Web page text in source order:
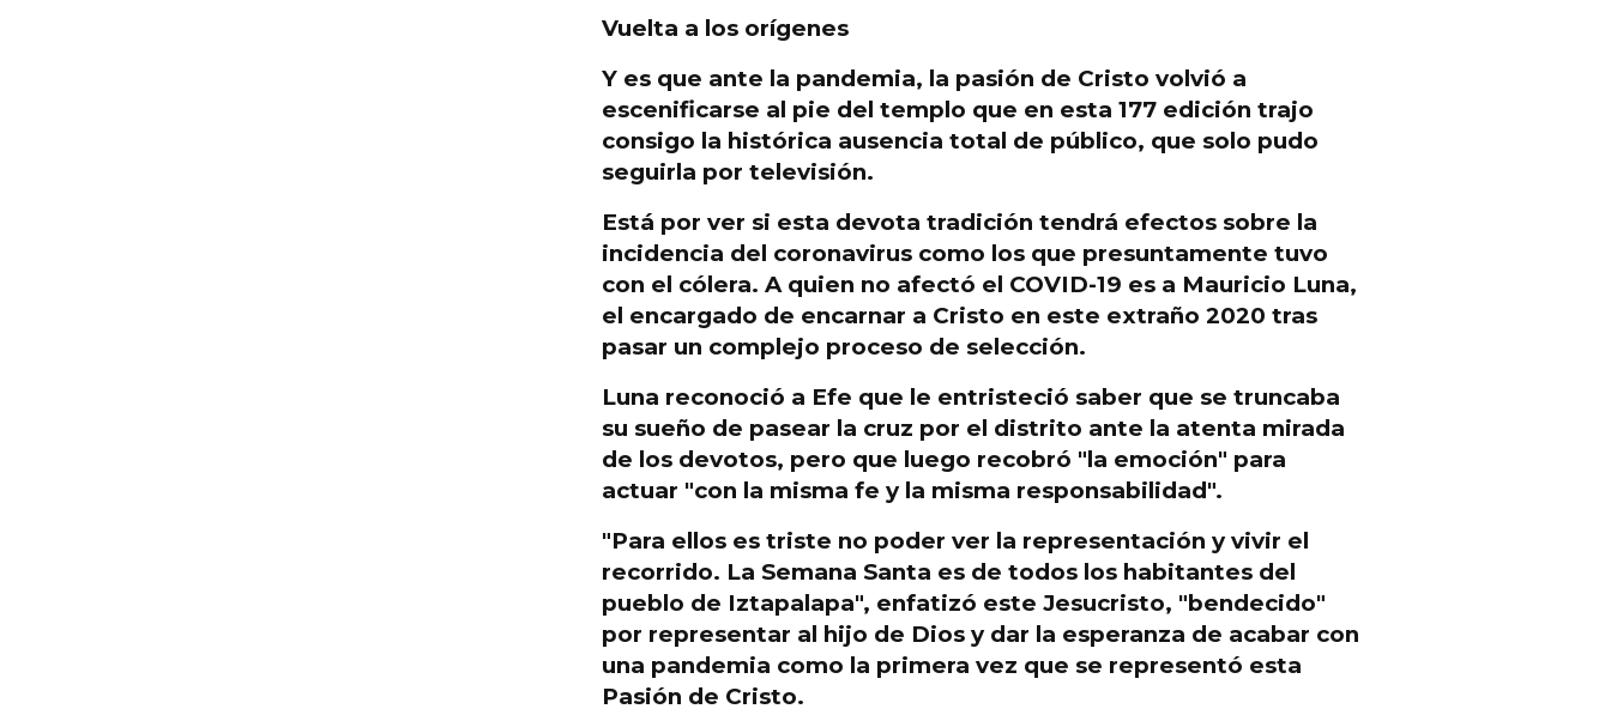
Vuelta a los orígenes
Y es que ante la pandemia, la pasión de Cristo volvió a
escenificarse al pie del templo que en esta 177 edición trajo
consigo la histórica ausencia total de público, que solo pudo
seguirla por televisión.
Está por ver si esta devota tradición tendrá efectos sobre la
incidencia del coronavirus como los que presuntamente tuvo
con el cólera. A quien no afectó el COVID-19 es a Mauricio Luna,
el encargado de encarnar a Cristo en este extraño 2020 tras
pasar un complejo proceso de selección.
Luna reconoció a Efe que le entristeció saber que se truncaba
su sueño de pasear la cruz por el distrito ante la atenta mirada
de los devotos, pero que luego recobró "la emoción" para
actuar "con la misma fe y la misma responsabilidad".
"Para ellos es triste no poder ver la representación y vivir el
recorrido. La Semana Santa es de todos los habitantes del
pueblo de Iztapalapa", enfatizó este Jesucristo, "bendecido"
por representar al hijo de Dios y dar la esperanza de acabar con
una pandemia como la primera vez que se representó esta
Pasión de Cristo.